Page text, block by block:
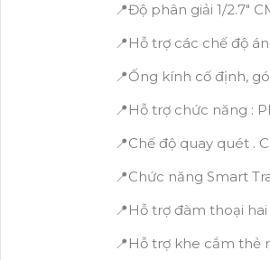
📍Độ phân giải 1/2.7″
📍Hỗ trợ các chế độ
📍Ống kính cố định,
📍Hỗ trợ chức năng :
📍Chế độ quay quét .
📍Chức năng Smart
📍Hỗ trợ đàm thoại
📍Hỗ trợ khe cắm thẻ